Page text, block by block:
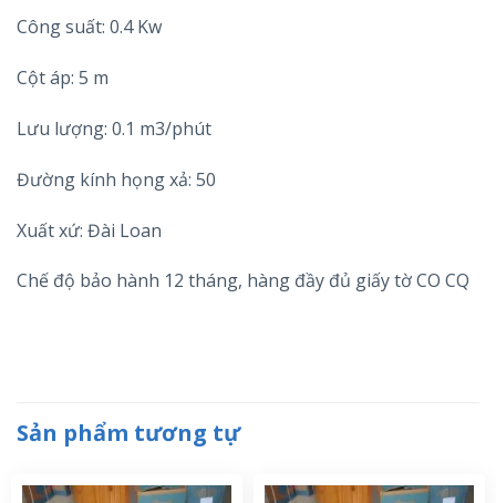
Công suất: 0.4 Kw
Cột áp: 5 m
Lưu lượng: 0.1 m3/phút
Đường kính họng xả: 50
Xuất xứ: Đài Loan
Chế độ bảo hành 12 tháng, hàng đầy đủ giấy tờ CO CQ
Sản phẩm tương tự